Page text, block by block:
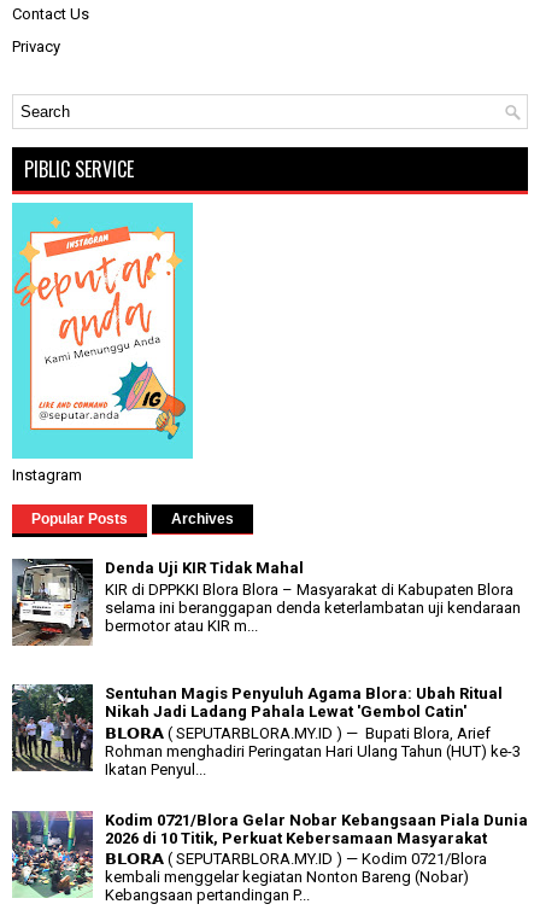
Contact Us
Privacy
PIBLIC SERVICE
Instagram
Popular Posts Archives
Denda Uji KIR Tidak Mahal
KIR di DPPKKI Blora Blora – Masyarakat di Kabupaten Blora
selama ini beranggapan denda keterlambatan uji kendaraan
bermotor atau KIR m...
Sentuhan Magis Penyuluh Agama Blora: Ubah Ritual
Nikah Jadi Ladang Pahala Lewat 'Gembol Catin'
𝗕𝗟𝗢𝗥𝗔 ( SEPUTARBLORA.MY.ID ) — Bupati Blora, Arief
Rohman menghadiri Peringatan Hari Ulang Tahun (HUT) ke-3
Ikatan Penyul...
Kodim 0721/Blora Gelar Nobar Kebangsaan Piala Dunia
2026 di 10 Titik, Perkuat Kebersamaan Masyarakat
𝗕𝗟𝗢𝗥𝗔 ( SEPUTARBLORA.MY.ID ) — Kodim 0721/Blora
kembali menggelar kegiatan Nonton Bareng (Nobar)
Kebangsaan pertandingan P...